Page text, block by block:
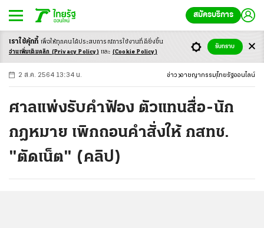
สมัครบริการ
-ก ก ก+
2 ส.ค. 2564 13:34 น. ข่าว อาชญากรรม ไทยรัฐออนไลน์
ศาลแพ่งรับคำฟ้อง ตัวแทนสื่อ-นัก
กฎหมาย เพิกถอนคำสั่งให้ กสทช.
"ตัดเน็ต" (คลิป)
เราใช้คุ้กกี้ เพื่อให้ทุกคนได้ประสบการณ์การใช้งานที่ดียิ่งขึ้น
อ่านเพิ่มเติมคลิก (Privacy Policy) และ (Cookie Policy)
รับทราบ